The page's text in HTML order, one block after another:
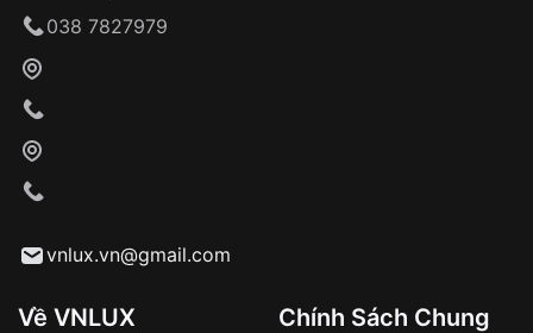
Khách hàng kiểm tra và thanh toán trực tiếp
Từ khóa SEO:
038 7827979
vnlux.vn@gmail.com
Về VNLUX Chính Sách Chung